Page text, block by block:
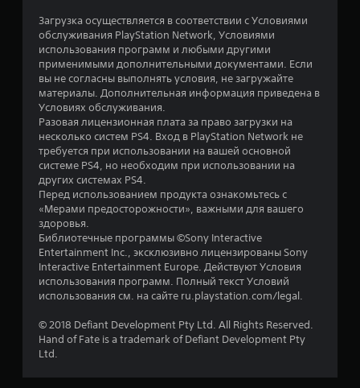
з
н
а
о
с
в
и
и
Загрузка осуществляется в соответствии с Условиями
обслуживания PlayStation Network, Условиями
использования программ и любыми другими
применимыми дополнительными документами. Если
вы не согласны выполнять условия, не загружайте
материалы. Дополнительная информация приведена в
Условиях обслуживания.
Разовая лицензионная плата за право загрузки на
несколько систем PS4. Вход в PlayStation Network не
требуется при использовании на вашей основной
системе PS4, но необходим при использовании на
других системах PS4.
Перед использованием продукта ознакомьтесь с
«Мерами предосторожности», важными для вашего
здоровья.
Библиотечные программы ©Sony Interactive
Entertainment Inc., эксклюзивно лицензированы Sony
Interactive Entertainment Europe. Действуют Условия
использования программ. Полный текст Условий
использования см. на сайте ru.playstation.com/legal.
© 2018 Defiant Development Pty Ltd. All Rights Reserved.
Hand of Fate is a trademark of Defiant Development Pty
Ltd.